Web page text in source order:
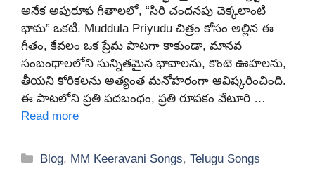
అనేక అపురూప గీతాలలో, “సిరి చందనపు చెక్కలాంటి
భామ” ఒకటి. Muddula Priyudu చిత్రం కోసం అల్లిన ఈ
గీతం, కేవలం ఒక ప్రేమ పాటగా కాకుండా, మానవ
సంబంధాలలోని సున్నితమైన భావాలను, కొంటె ఊహలను,
తీయని కోరికలను అత్యంత మనోహరంగా ఆవిష్కరించింది.
ఈ పాటలోని ప్రతి పదబంధం, ప్రతి రూపకం వేటూరి …
Read more
Categories
Blog, MM Keeravani Songs,Telugu Songs